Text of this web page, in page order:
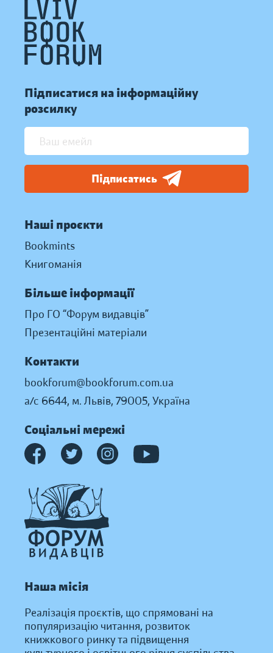
Підписатися на інформаційну
розсилку
Підписатись
Наші проєкти
Bookmints
Книгоманія
Більше інформації
Про ГО “Форум видавців”
Презентаційні матеріали
Контакти
bookforum@bookforum.com.ua
а/с 6644, м. Львів, 79005, Україна
Соціальні мережі
Наша місія
Реалізація проєктів, що спрямовані на
популяризацію читання, розвиток
книжкового ринку та підвищення